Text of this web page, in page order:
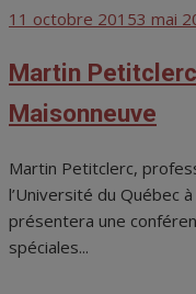
Posted
11 octobre 20153 mai
Martin
Maisonneuve
Martin Petitclerc,
l’Université du Québec
présentera une
spéciales...